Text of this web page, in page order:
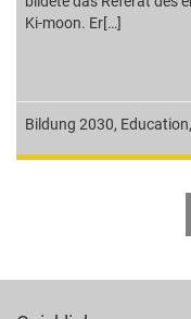
Ki-moon. Er[…]
Bildung 2030, Education,